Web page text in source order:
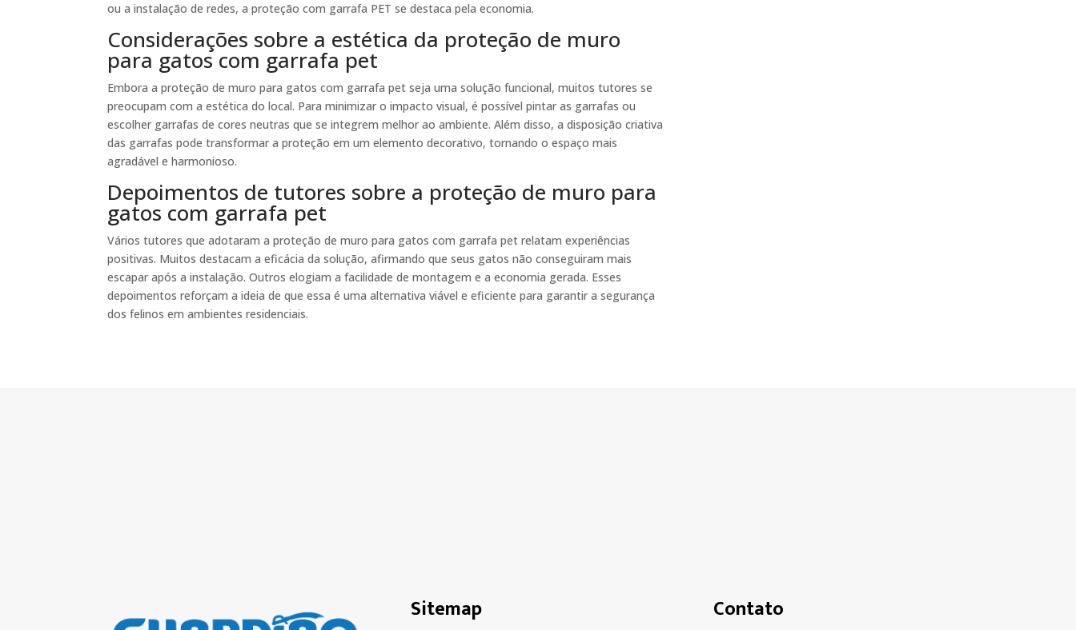
ou a instalação de redes, a proteção com garrafa PET se destaca pela economia.
Considerações sobre a estética da proteção de muro
para gatos com garrafa pet
Embora a proteção de muro para gatos com garrafa pet seja uma solução funcional, muitos tutores se
preocupam com a estética do local. Para minimizar o impacto visual, é possível pintar as garrafas ou
escolher garrafas de cores neutras que se integrem melhor ao ambiente. Além disso, a disposição criativa
das garrafas pode transformar a proteção em um elemento decorativo, tornando o espaço mais
agradável e harmonioso.
Depoimentos de tutores sobre a proteção de muro para
gatos com garrafa pet
Vários tutores que adotaram a proteção de muro para gatos com garrafa pet relatam experiências
positivas. Muitos destacam a eficácia da solução, afirmando que seus gatos não conseguiram mais
escapar após a instalação. Outros elogiam a facilidade de montagem e a economia gerada. Esses
depoimentos reforçam a ideia de que essa é uma alternativa viável e eficiente para garantir a segurança
dos felinos em ambientes residenciais.
Sitemap Contato